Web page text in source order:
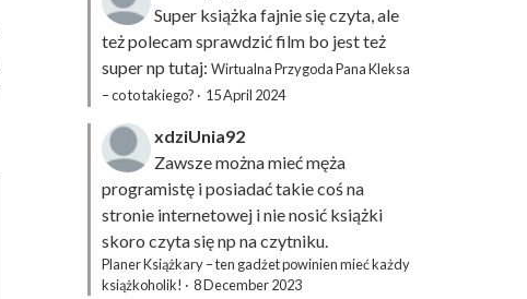
Super książka fajnie się czyta, ale
też polecam sprawdzić film bo jest też
super np tutaj: Wirtualna Przygoda Pana Kleksa
– co to takiego? · 15 April 2024
xdziUnia92
Zawsze można mieć męża
programistę i posiadać takie coś na
stronie internetowej i nie nosić książki
skoro czyta się np na czytniku.
Planer Książkary – ten gadżet powinien mieć każdy
książkoholik! · 8 December 2023